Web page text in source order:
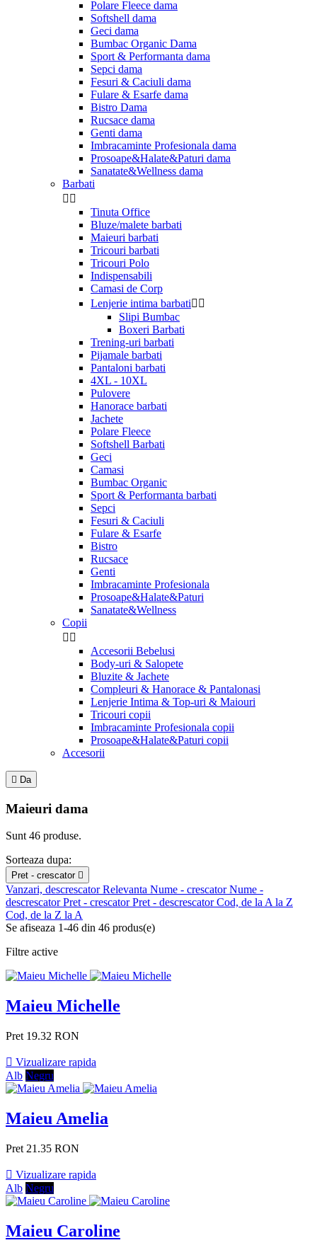
Polare Fleece dama
Softshell dama
Geci dama
Bumbac Organic Dama
Sport & Performanta dama
Sepci dama
Fesuri & Caciuli dama
Fulare & Esarfe dama
Bistro Dama
Rucsace dama
Genti dama
Imbracaminte Profesionala dama
Prosoape&Halate&Paturi dama
Sanatate&Wellness dama
Barbati
 
Tinuta Office
Bluze/malete barbati
Maieuri barbati
Tricouri barbati
Tricouri Polo
Indispensabili
Camasi de Corp
Lenjerie intima barbati 
Slipi Bumbac
Boxeri Barbati
Trening-uri barbati
Pijamale barbati
Pantaloni barbati
4XL - 10XL
Pulovere
Hanorace barbati
Jachete
Polare Fleece
Softshell Barbati
Geci
Camasi
Bumbac Organic
Sport & Performanta barbati
Sepci
Fesuri & Caciuli
Fulare & Esarfe
Bistro
Rucsace
Genti
Imbracaminte Profesionala
Prosoape&Halate&Paturi
Sanatate&Wellness
Copii
 
Accesorii Bebelusi
Body-uri & Salopete
Bluzite & Jachete
Compleuri & Hanorace & Pantalonasi
Lenjerie Intima & Top-uri & Maiouri
Tricouri copii
Imbracaminte Profesionala copii
Prosoape&Halate&Paturi copii
Accesorii
 Da
Maieuri dama
Sunt 46 produse.
Sorteaza dupa:
Pret - crescator 
Vanzari, descrescatorRelevanta Nume - crescatorNume -
descrescatorPret - crescatorPret - descrescatorCod, de la A la Z
Cod, de la Z la A
Se afiseaza 1-46 din 46 produs(e)
Filtre active
Maieu Michelle
Pret 19.32 RON
 Vizualizare rapida
Alb Negru
Maieu Amelia
Pret 21.35 RON
 Vizualizare rapida
Alb Negru
Maieu Caroline